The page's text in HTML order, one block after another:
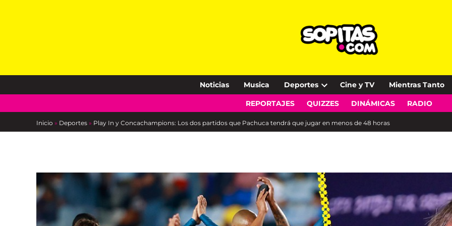
Noticias Musica Deportes
Open
dropdown
Cine y TV Mientras Tanto
REPORTAJES QUIZZES DINÁMICAS RADIO
Inicio » Deportes » Play In y Concachampions: Los dos partidos que Pachuca tendrá que jugar en menos de 48 horas